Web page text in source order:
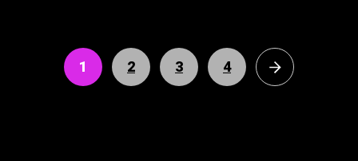
1 2 3 4